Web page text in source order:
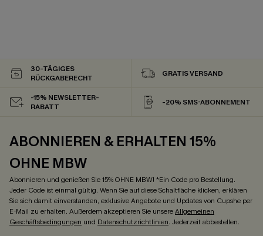
30-TÄGIGES
RÜCKGABERECHT
GRATIS VERSAND
-15% NEWSLETTER-
RABATT
-20% SMS-ABONNEMENT
ABONNIEREN & ERHALTEN 15%
OHNE MBW
Abonnieren und genießen Sie 15% OHNE MBW! *Ein Code pro Bestellung.
Jeder Code ist einmal gültig. Wenn Sie auf diese Schaltfläche klicken, erklären
Sie sich damit einverstanden, exklusive Angebote und Updates von Cupshe per
E-Mail zu erhalten. Außerdem akzeptieren Sie unsereAllgemeinen
Geschäftsbedingungen und Datenschutzrichtlinien. Jederzeit abbestellen.